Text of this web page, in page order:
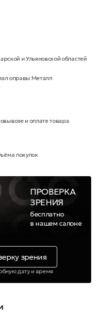
и Ульяновской областей
оправы:Металл
и оплате товара
покупок
ПРОВЕРКА
ЗРЕНИЯ
бесплатно
в нашем салоне
зрения
дату и время